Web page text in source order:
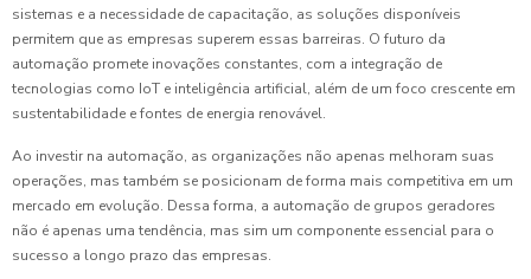
sistemas e a necessidade de capacitação, as soluções disponíveis
permitem que as empresas superem essas barreiras. O futuro da
automação promete inovações constantes, com a integração de
tecnologias como IoT e inteligência artificial, além de um foco crescente em
sustentabilidade e fontes de energia renovável.
Ao investir na automação, as organizações não apenas melhoram suas
operações, mas também se posicionam de forma mais competitiva em um
mercado em evolução. Dessa forma, a automação de grupos geradores
não é apenas uma tendência, mas sim um componente essencial para o
sucesso a longo prazo das empresas.